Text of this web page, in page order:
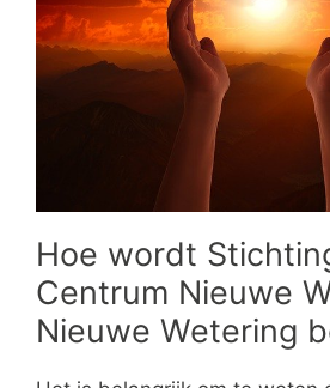
Hoe wordt
Centrum Nieuwe
Nieuwe Wetering